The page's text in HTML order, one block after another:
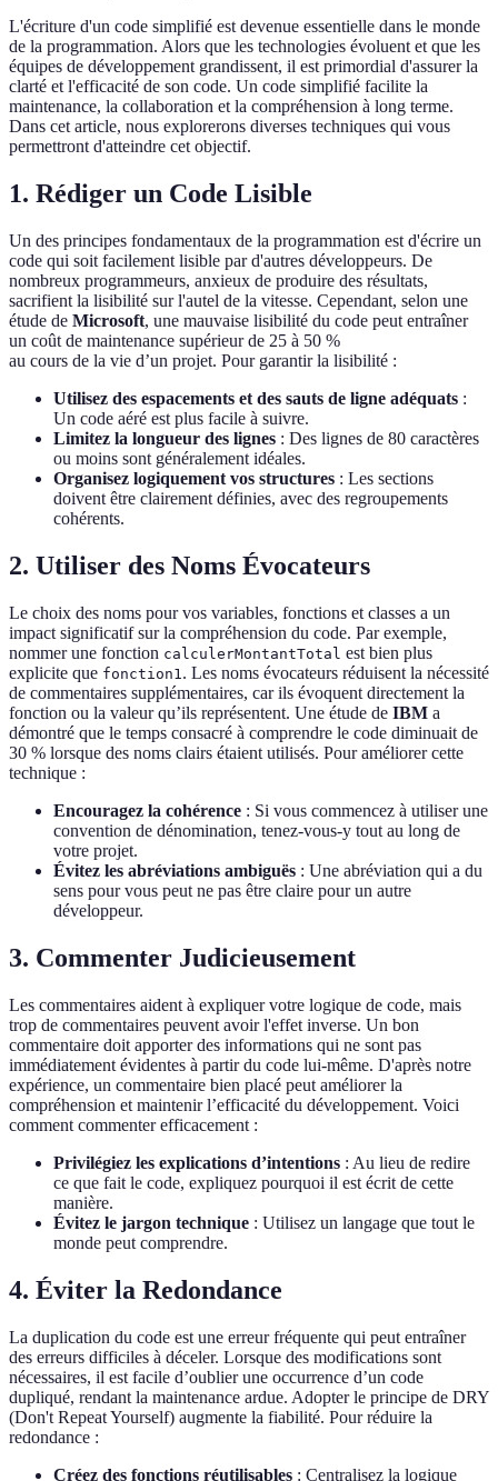
L'écriture d'un code simplifié est devenue essentielle dans le monde
de la programmation. Alors que les technologies évoluent et que les
équipes de développement grandissent, il est primordial d'assurer la
clarté et l'efficacité de son code. Un code simplifié facilite la
maintenance, la collaboration et la compréhension à long terme.
Dans cet article, nous explorerons diverses techniques qui vous
permettront d'atteindre cet objectif.
1. Rédiger un Code Lisible
Un des principes fondamentaux de la programmation est d'écrire un
code qui soit facilement lisible par d'autres développeurs. De
nombreux programmeurs, anxieux de produire des résultats,
sacrifient la lisibilité sur l'autel de la vitesse. Cependant, selon une
étude de Microsoft, une mauvaise lisibilité du code peut entraîner
un coût de maintenance supérieur de 25 à 50 %
au cours de la vie d’un projet. Pour garantir la lisibilité :
Utilisez des espacements et des sauts de ligne adéquats :
Un code aéré est plus facile à suivre.
Limitez la longueur des lignes : Des lignes de 80 caractères
ou moins sont généralement idéales.
Organisez logiquement vos structures : Les sections
doivent être clairement définies, avec des regroupements
cohérents.
2. Utiliser des Noms Évocateurs
Le choix des noms pour vos variables, fonctions et classes a un
impact significatif sur la compréhension du code. Par exemple,
nommer une fonction calculerMontantTotal est bien plus
explicite que fonction1. Les noms évocateurs réduisent la nécessité
de commentaires supplémentaires, car ils évoquent directement la
fonction ou la valeur qu’ils représentent. Une étude de IBM a
démontré que le temps consacré à comprendre le code diminuait de
30 % lorsque des noms clairs étaient utilisés. Pour améliorer cette
technique :
Encouragez la cohérence : Si vous commencez à utiliser une
convention de dénomination, tenez-vous-y tout au long de
votre projet.
Évitez les abréviations ambiguës : Une abréviation qui a du
sens pour vous peut ne pas être claire pour un autre
développeur.
3. Commenter Judicieusement
Les commentaires aident à expliquer votre logique de code, mais
trop de commentaires peuvent avoir l'effet inverse. Un bon
commentaire doit apporter des informations qui ne sont pas
immédiatement évidentes à partir du code lui-même. D'après notre
expérience, un commentaire bien placé peut améliorer la
compréhension et maintenir l’efficacité du développement. Voici
comment commenter efficacement :
Privilégiez les explications d’intentions : Au lieu de redire
ce que fait le code, expliquez pourquoi il est écrit de cette
manière.
Évitez le jargon technique : Utilisez un langage que tout le
monde peut comprendre.
4. Éviter la Redondance
La duplication du code est une erreur fréquente qui peut entraîner
des erreurs difficiles à déceler. Lorsque des modifications sont
nécessaires, il est facile d’oublier une occurrence d’un code
dupliqué, rendant la maintenance ardue. Adopter le principe de DRY
(Don't Repeat Yourself) augmente la fiabilité. Pour réduire la
redondance :
Créez des fonctions réutilisables : Centralisez la logique